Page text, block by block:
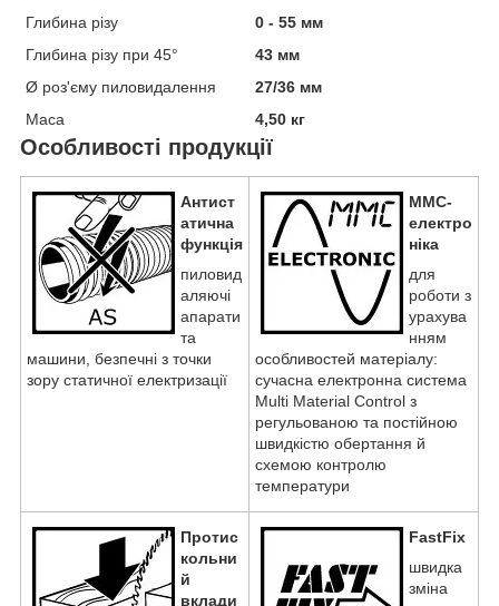
Глибина різу
0 - 55 мм
Глибина різу при 45°
43 мм
Ø роз'єму пиловидалення
27/36 мм
Маса
4,50 кг
Особливості продукції
Антист
атична
функція
пиловид
аляючі
апарати
та
машини, безпечні з точки
зору статичної електризації
MMC-
електро
ніка
для
роботи з
урахува
нням
особливостей матеріалу:
сучасна електронна система
Multi Material Control з
регульованою та постійною
швидкістю обертання й
схемою контролю
температури
Протис
кольни
й
вклади
FastFix
швидка
зміна